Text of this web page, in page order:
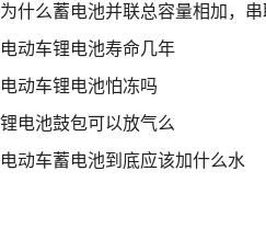
为什么蓄电池并联总容量相加，
电动车锂电池寿命几年
电动车锂电池怕冻吗
锂电池鼓包可以放气么
电动车蓄电池到底应该加什么水